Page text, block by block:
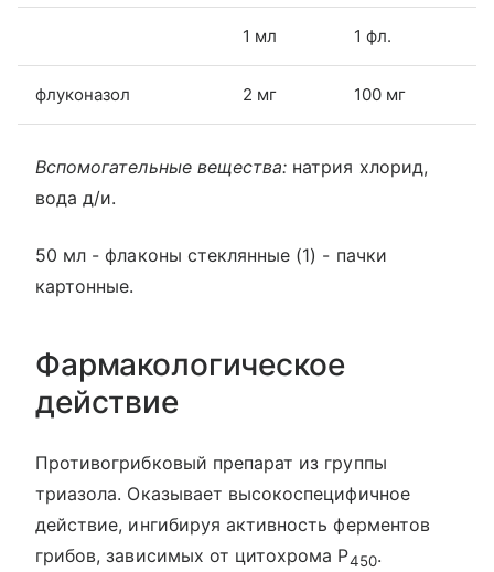
1 мл 1 фл.
флуконазол 2 мг 100 мг
Вспомогательные вещества: натрия хлорид,
вода д/и.
50 мл - флаконы стеклянные (1) - пачки
картонные.
Фармакологическое
действие
Противогрибковый препарат из группы
триазола. Оказывает высокоспецифичное
действие, ингибируя активность ферментов
грибов, зависимых от цитохрома Р450.